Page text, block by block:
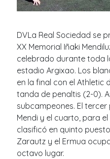
DVLa Real Sociedad se
XX Memorial Iñaki
celebrado durante toda
estadio Argixao. Los
en la final con el Athletic
tanda de penaltis (2-0).
subcampeones. El
Mendi y el cuarto, para
clasificó en quinto
Zarautz y el Ermua
octavo lugar.